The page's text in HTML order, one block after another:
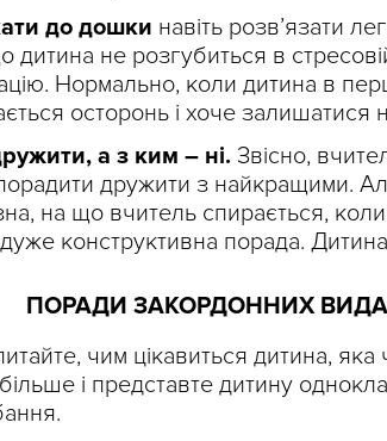
до дошки навіть розв’язати
не розгубиться в
Нормально, коли дитина в
осторонь і хоче залишатися
а з ким – ні. Звісно,
порадити дружити з найкращими.
на що вчитель спирається,
конструктивна порада.
ПОРАДИ ЗАКОРДОННИХ
чим цікавиться дитина, яка
і представте дитину